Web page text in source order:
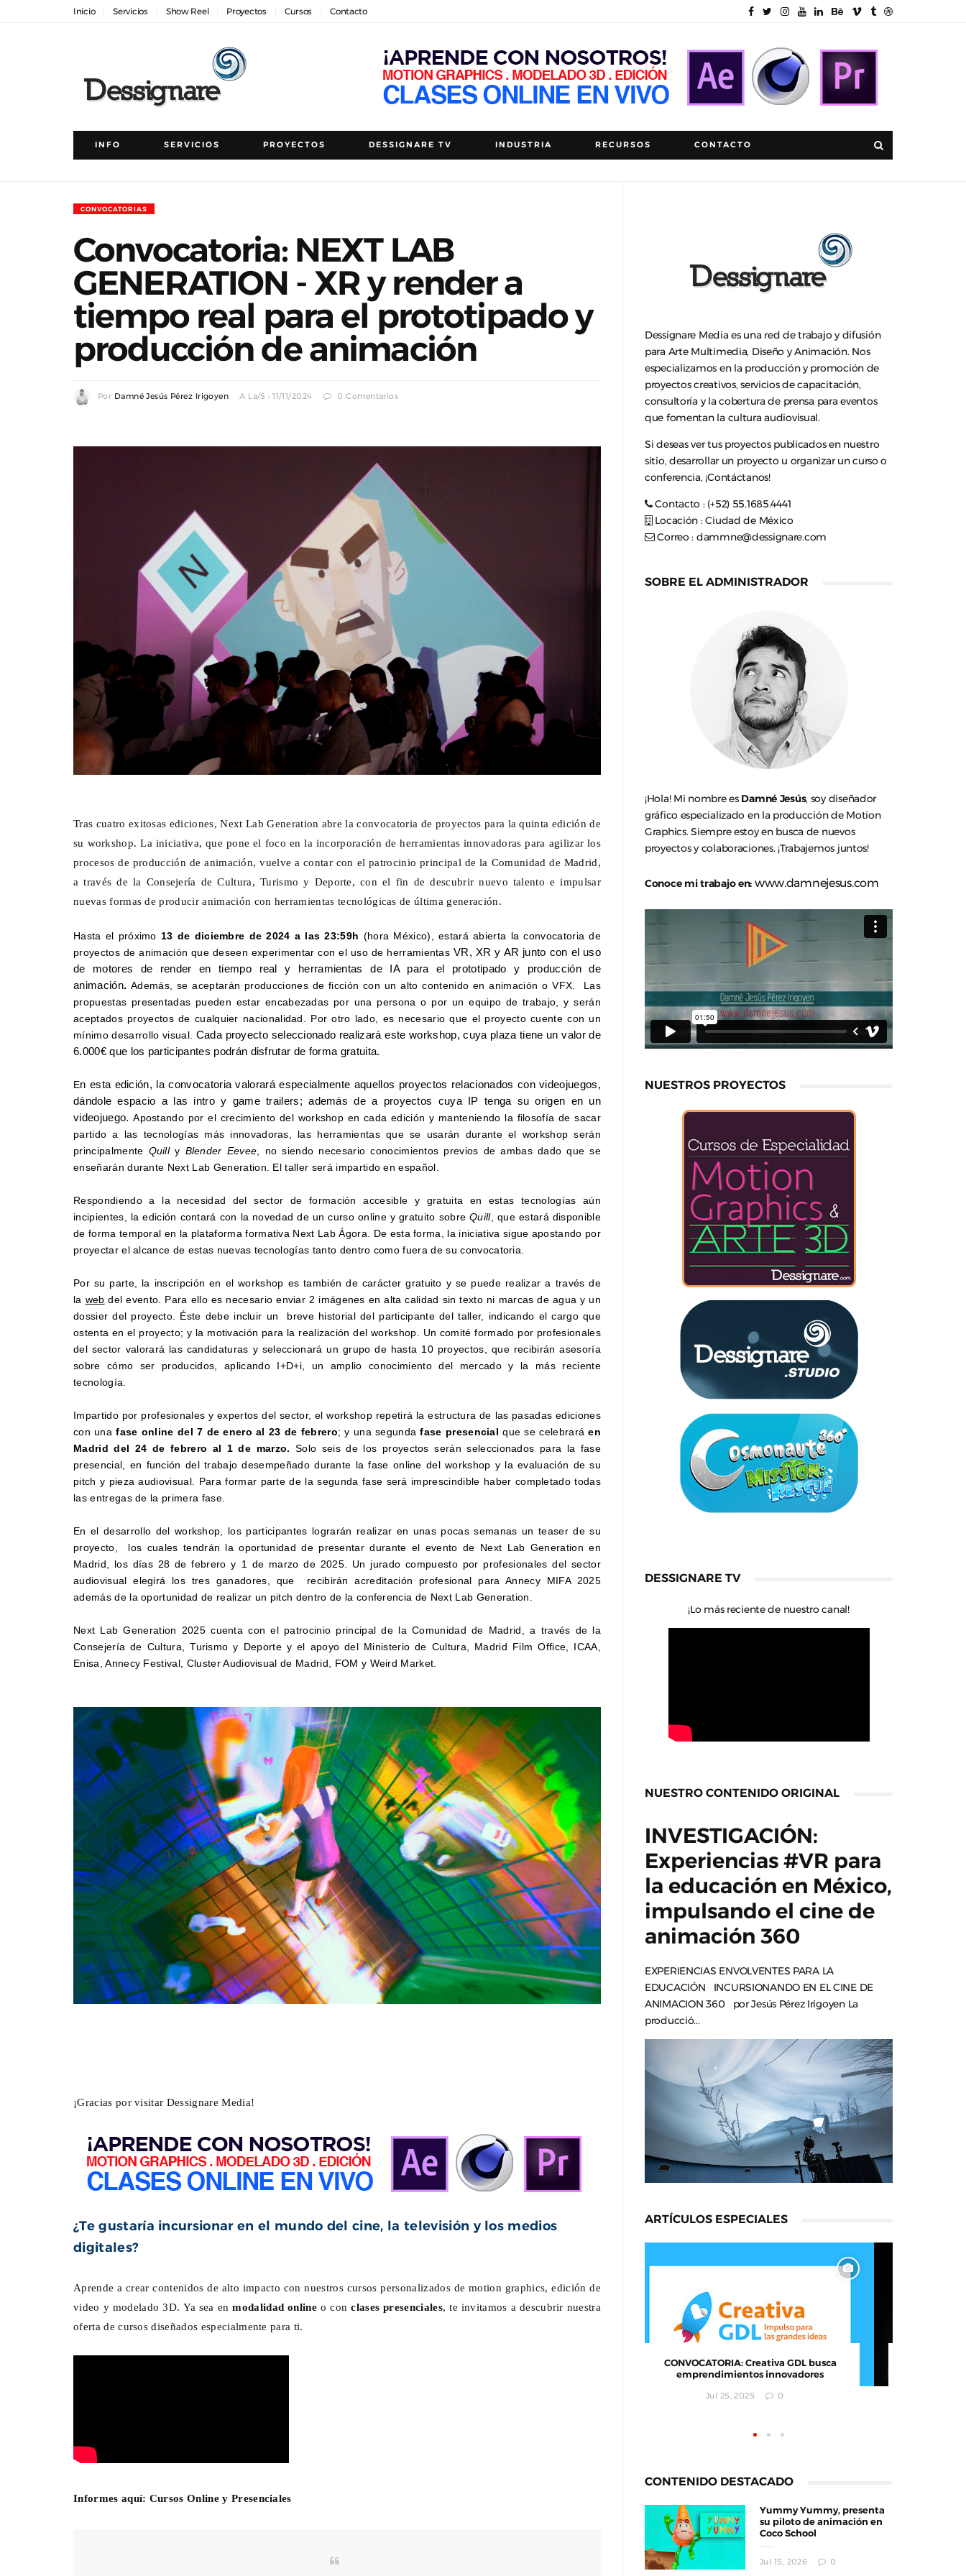
Inicio Servicios Show Reel Proyectos Cursos Contacto
INFO SERVICIOS PROYECTOS DESSIGNARE TV INDUSTRIA RECURSOS CONTACTO
CONVOCATORIAS
Convocatoria: NEXT LAB
GENERATION - XR y render a
tiempo real para el prototipado y
producción de animación
Por Damné Jesús Pérez Irigoyen A La/s : 11/11/2024 0 Comentarios
Tras cuatro exitosas ediciones, Next Lab Generation abre la convocatoria de proyectos para la quinta edición de
su workshop. La iniciativa, que pone el foco en la incorporación de herramientas innovadoras para agilizar los
procesos de producción de animación, vuelve a contar con el patrocinio principal de la Comunidad de Madrid,
a través de la Consejería de Cultura, Turismo y Deporte, con el fin de descubrir nuevo talento e impulsar
nuevas formas de producir animación con herramientas tecnológicas de última generación.
Hasta el próximo 13 de diciembre de 2024 a las 23:59h (hora México),
estará abierta la convocatoria de
proyectos de animación que deseen experimentar con el uso de herramientasVR, XR y AR junto con el uso
de motores de render en tiempo real y herramientas de IA para el prototipado y producción de
animación. Además, se aceptarán producciones de ficción con un alto contenido en animación o VFX. Las
propuestas presentadas pueden estar encabezadas por una persona o por un equipo de trabajo, y serán
aceptados proyectos de cualquier nacionalidad. Por otro lado, es necesario que el proyecto cuente con un
mínimo desarrollo visual. Cada proyecto seleccionado realizará este workshop, cuya plaza tiene un valor de
6.000€ que los participantes podrán disfrutar de forma gratuita.
En esta edición, la convocatoria valorará especialmente aquellos proyectos relacionados con videojuegos,
dándole espacio a las intro y game trailers; además de a proyectos cuya IP tenga su origen en un
videojuego. Apostando por el crecimiento del workshop en cada edición y manteniendo la filosofía de sacar
partido a las tecnologías más innovadoras, las herramientas que se usarán durante el workshop serán
principalmente Quilly Blender Eevee , no siendo necesario conocimientos previos de ambas dado que se
enseñarán durante Next Lab Generation. El taller será impartido en español.
Respondiendo a la necesidad del sector de formación accesible y gratuita en estas tecnologías aún
incipientes, la edición contará con la novedad de un curso online y gratuito sobreQuill, que estará disponible
de forma temporal en la plataforma formativa Next Lab Ágora. De esta forma, la iniciativa sigue apostando por
proyectar el alcance de estas nuevas tecnologías tanto dentro como fuera de su convocatoria.
Por su parte, la inscripción en el workshop es también de carácter gratuito y se puede realizar a través de
la web del evento. Para ello es necesario enviar 2 imágenes en alta calidad sin texto ni marcas de agua y un
dossier del proyecto. Éste debe incluir un breve historial del participante del taller, indicando el cargo que
ostenta en el proyecto; y la motivación para la realización del workshop. Un comité formado por profesionales
del sector valorará las candidaturas y seleccionará un grupo de hasta 10 proyectos,
que recibirán asesoría
sobre cómo ser producidos, aplicando I+D+i, un amplio conocimiento del mercado y la más reciente
tecnología.
Impartido por profesionales y expertos del sector, el workshop repetirá la estructura de las pasadas ediciones
con una fase online del 7 de enero al 23 de febrero; y una segundafase presencial que se celebraráen
Madrid del 24 de febrero al 1 de marzo. Solo seis de los proyectos serán seleccionados para la fase
presencial, en función del trabajo desempeñado durante la fase online del workshop y la evaluación de su
pitch y pieza audiovisual. Para formar parte de la segunda fase será imprescindible haber completado todas
las entregas de la primera fase.
En el desarrollo del workshop, los participantes lograrán realizar en unas pocas semanas un teaser de su
proyecto, los cuales tendrán la oportunidad de presentar durante el evento de Next Lab Generation en
Madrid, los días 28 de febrero y 1 de marzo de 2025. Un jurado compuesto por profesionales del sector
audiovisual elegirá los tres ganadores, que recibirán acreditación profesional para Annecy MIFA 2025
además de la oportunidad de realizar un pitch dentro de la conferencia de Next Lab Generation.
Next Lab Generation 2025 cuenta con el patrocinio principal de la Comunidad de Madrid, a través de la
Consejería de Cultura, Turismo y Deporte y el apoyo del Ministerio de Cultura, Madrid Film Office, ICAA,
Enisa, Annecy Festival, Cluster Audiovisual de Madrid, FOM y Weird Market.
¡Gracias por visitar Dessignare Media!
¿Te gustaría incursionar en el mundo del cine, la televisión y los medios
digitales?
Aprende a crear contenidos de alto impacto con nuestros cursos personalizados de motion graphics, edición de
video y modelado 3D. Ya sea en modalidad online o conclases presenciales, te invitamos a descubrir nuestra
oferta de cursos diseñados especialmente para ti.
Informes aquí: Cursos Online y Presenciales
Dessignare Media es una red de trabajo y difusión
para Arte Multimedia, Diseño y Animación. Nos
especializamos en la producción y promoción de
proyectos creativos, servicios de capacitación,
consultoría y la cobertura de prensa para eventos
que fomentan la cultura audiovisual.
Si deseas ver tus proyectos publicados en nuestro
sitio, desarrollar un proyecto u organizar un curso o
conferencia, ¡Contáctanos!
Contacto : (+52) 55.1685.4441
Locación : Ciudad de México
Correo : dammne@dessignare.com
SOBRE EL ADMINISTRADOR
¡Hola! Mi nombre es Damné Jesús, soy diseñador
gráfico especializado en la producción de Motion
Graphics. Siempre estoy en busca de nuevos
proyectos y colaboraciones. ¡Trabajemos juntos!
Conoce mi trabajo en: www.damnejesus.com
NUESTROS PROYECTOS
DESSIGNARE TV
¡Lo más reciente de nuestro canal!
NUESTRO CONTENIDO ORIGINAL
INVESTIGACIÓN:
Experiencias #VR para
la educación en México,
impulsando el cine de
animación 360
EXPERIENCIAS ENVOLVENTES PARA LA
EDUCACIÓN INCURSIONANDO EN EL CINE DE
ANIMACION 360 por Jesús Pérez Irigoyen La
producció...
ARTÍCULOS ESPECIALES
CONVOCATORIA: Creativa GDL busca
emprendimientos innovadores
Jul 25, 2025
CONTENIDO DESTACADO
Yummy Yummy, presenta
su piloto de animación en
Coco School
Jul 15, 2026 0